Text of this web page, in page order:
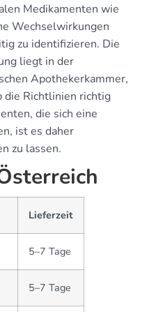
Medikamenten wie
Wechselwirkungen
zu identifizieren. Die
liegt in der
Apothekerkammer,
die Richtlinien richtig
die sich eine
ist es daher
zu lassen.
Lieferzeit
5–7 Tage
5–7 Tage